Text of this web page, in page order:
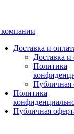
Доставка и
Доставка и
Политика
Публичная
Политика
Публичная